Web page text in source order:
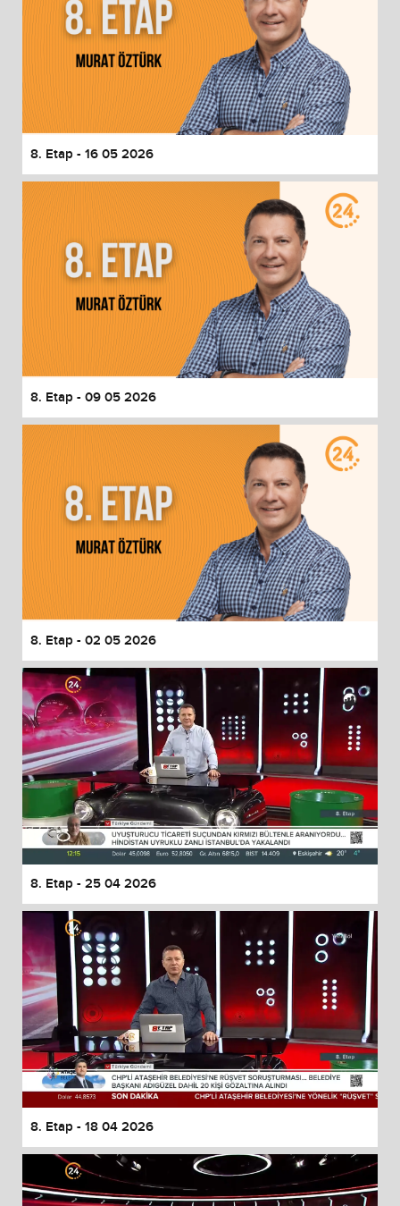
8. Etap - 16 05 2026
8. Etap - 09 05 2026
8. Etap - 02 05 2026
8. Etap - 25 04 2026
8. Etap - 18 04 2026